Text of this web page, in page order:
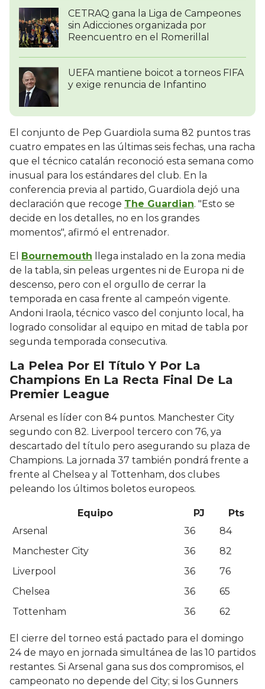
CETRAQ gana la Liga de Campeones
sin Adicciones organizada por
Reencuentro en el Romerillal
UEFA mantiene boicot a torneos FIFA
y exige renuncia de Infantino
El conjunto de Pep Guardiola suma 82 puntos tras
cuatro empates en las últimas seis fechas, una racha
que el técnico catalán reconoció esta semana como
inusual para los estándares del club. En la
conferencia previa al partido, Guardiola dejó una
declaración que recoge The Guardian. "Esto se
decide en los detalles, no en los grandes
momentos", afirmó el entrenador.
El Bournemouth llega instalado en la zona media
de la tabla, sin peleas urgentes ni de Europa ni de
descenso, pero con el orgullo de cerrar la
temporada en casa frente al campeón vigente.
Andoni Iraola, técnico vasco del conjunto local, ha
logrado consolidar al equipo en mitad de tabla por
segunda temporada consecutiva.
La Pelea Por El Título Y Por La
Champions En La Recta Final De La
Premier League
Arsenal es líder con 84 puntos. Manchester City
segundo con 82. Liverpool tercero con 76, ya
descartado del título pero asegurando su plaza de
Champions. La jornada 37 también pondrá frente a
frente al Chelsea y al Tottenham, dos clubes
peleando los últimos boletos europeos.
Equipo PJ
Pts
Arsenal
36
84
Manchester City
36
82
Liverpool
36
76
Chelsea
36
65
Tottenham
36 62
El cierre del torneo está pactado para el domingo
24 de mayo en jornada simultánea de las 10 partidos
restantes. Si Arsenal gana sus dos compromisos, el
campeonato no depende del City; si los Gunners